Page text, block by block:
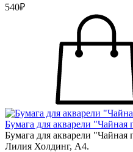
540₽
Бумага для акварели "Чайная
Бумага для акварели "Чайная
Лилия Холдинг, А4.